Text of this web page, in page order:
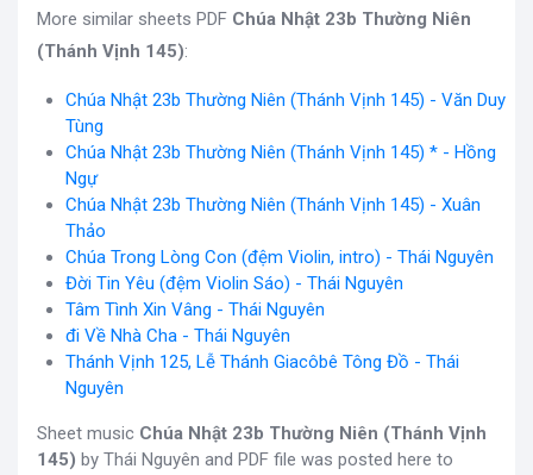
More similar sheets PDF Chúa Nhật 23b Thường Niên
(Thánh Vịnh 145):
Chúa Nhật 23b Thường Niên (Thánh Vịnh 145) - Văn Duy
Tùng
Chúa Nhật 23b Thường Niên (Thánh Vịnh 145) * - Hồng
Ngự
Chúa Nhật 23b Thường Niên (Thánh Vịnh 145) - Xuân
Thảo
Chúa Trong Lòng Con (đệm Violin, intro) - Thái Nguyên
Đời Tin Yêu (đệm Violin Sáo) - Thái Nguyên
Tâm Tình Xin Vâng - Thái Nguyên
đi Về Nhà Cha - Thái Nguyên
Thánh Vịnh 125, Lễ Thánh Giacôbê Tông Đồ - Thái
Nguyên
Sheet music Chúa Nhật 23b Thường Niên (Thánh Vịnh
145) by Thái Nguyên and PDF file was posted here to